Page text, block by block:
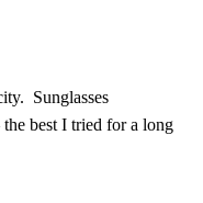
Sunglasses
best I tried for a long